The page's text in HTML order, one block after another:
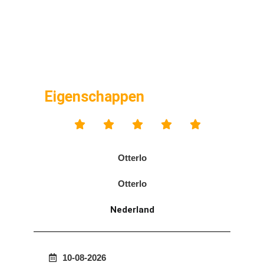
Eigenschappen
    
Otterlo
Otterlo
Nederland
10-08-2026